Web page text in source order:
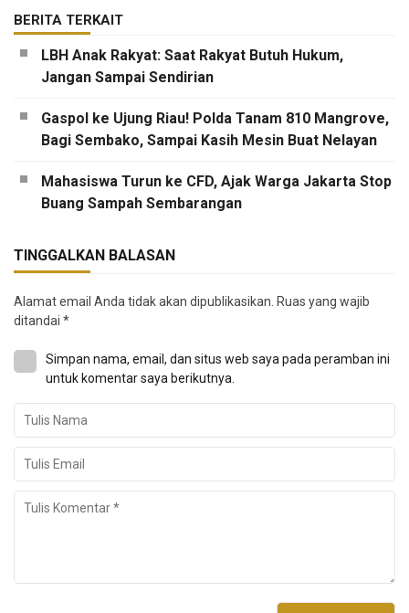
BERITA TERKAIT
LBH Anak Rakyat: Saat Rakyat Butuh Hukum,
Jangan Sampai Sendirian
Gaspol ke Ujung Riau! Polda Tanam 810 Mangrove,
Bagi Sembako, Sampai Kasih Mesin Buat Nelayan
Mahasiswa Turun ke CFD, Ajak Warga Jakarta Stop
Buang Sampah Sembarangan
TINGGALKAN BALASAN
Alamat email Anda tidak akan dipublikasikan. Ruas yang wajib
ditandai *
Simpan nama, email, dan situs web saya pada peramban ini
untuk komentar saya berikutnya.